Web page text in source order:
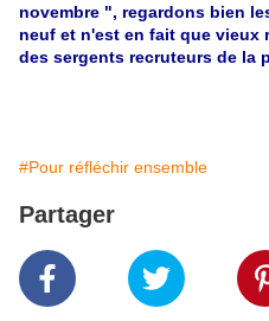
novembre ", regardons bien
neuf et n'est en fait que vieux
des sergents recruteurs de la
#Pour réfléchir ensemble
Partager